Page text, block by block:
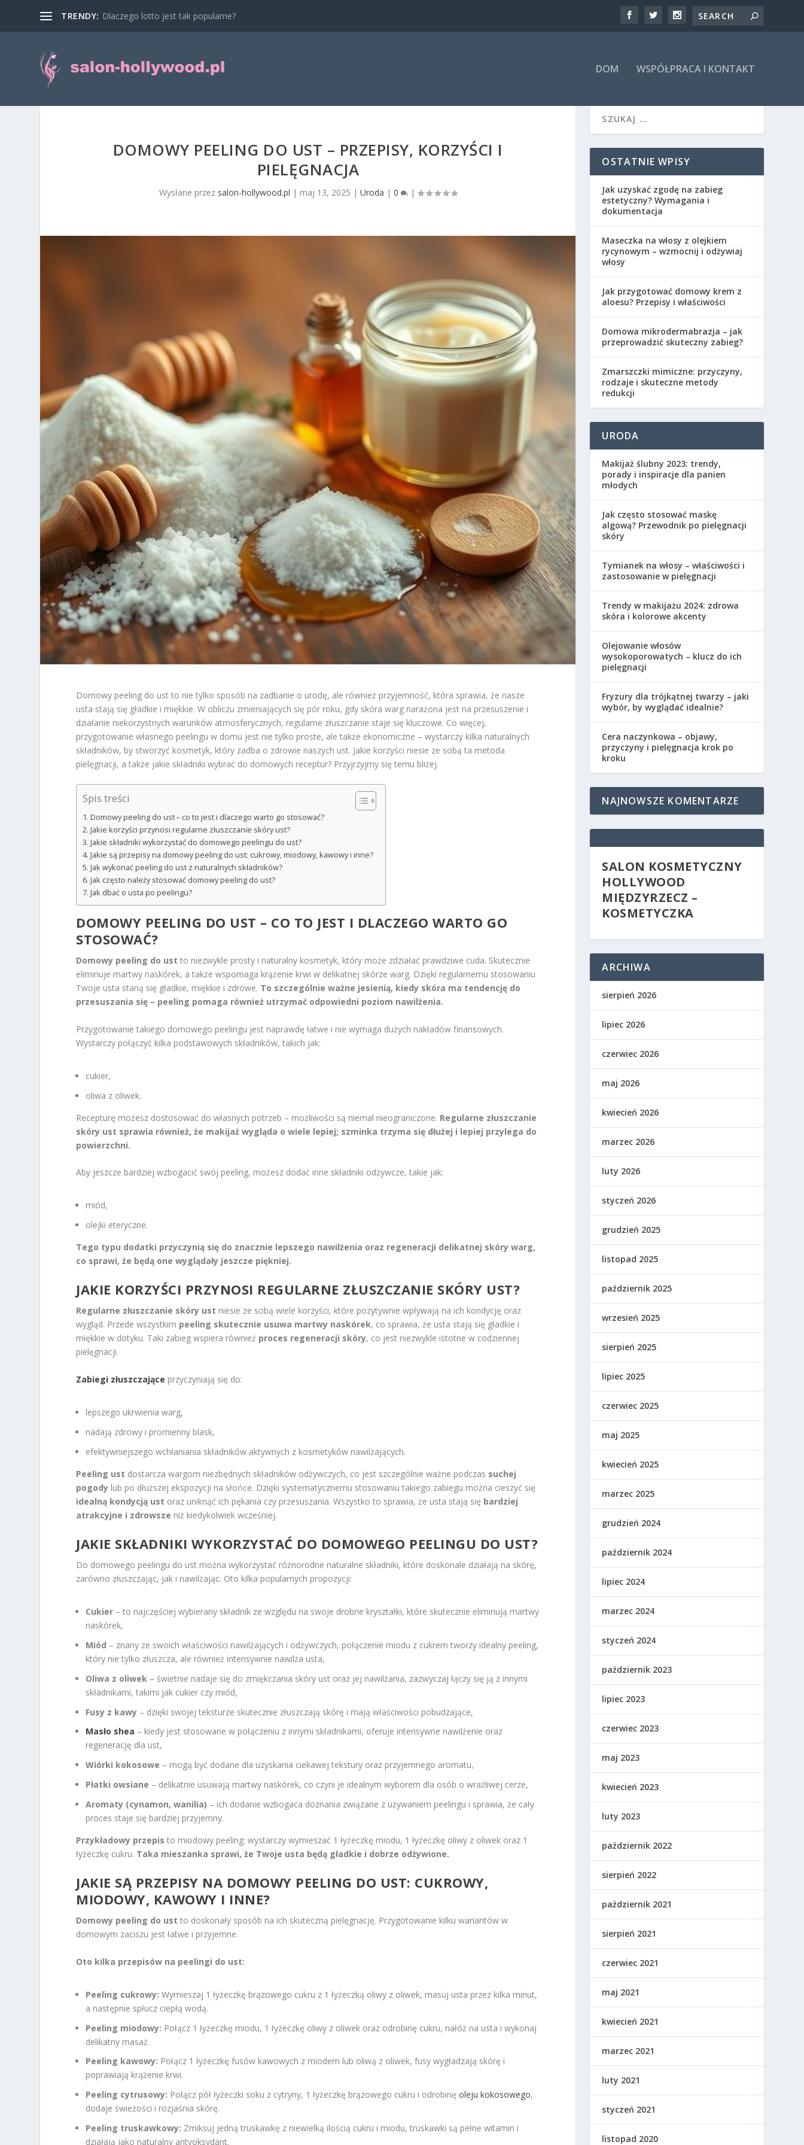
TRENDY: Dlaczego lotto jest tak popularne?
DOM WSPÓŁPRACA I KONTAKT
DOMOWY PEELING DO UST – PRZEPISY, KORZYŚCI I
PIELĘGNACJA
Wysłane przez salon-hollywood.pl | maj 13, 2025 | Uroda | 0 |
Domowy peeling do ust to nie tylko sposób na zadbanie o urodę, ale również przyjemność, która sprawia, że nasze
usta stają się gładkie i miękkie. W obliczu zmieniających się pór roku, gdy skóra warg narażona jest na przesuszenie i
działanie niekorzystnych warunków atmosferycznych, regularne złuszczanie staje się kluczowe. Co więcej,
przygotowanie własnego peelingu w domu jest nie tylko proste, ale także ekonomiczne – wystarczy kilka naturalnych
składników, by stworzyć kosmetyk, który zadba o zdrowie naszych ust. Jakie korzyści niesie ze sobą ta metoda
pielęgnacji, a także jakie składniki wybrać do domowych receptur? Przyjrzyjmy się temu bliżej.
Spis treści
Domowy peeling do ust – co to jest i dlaczego warto go stosować?
Jakie korzyści przynosi regularne złuszczanie skóry ust?
Jakie składniki wykorzystać do domowego peelingu do ust?
Jakie są przepisy na domowy peeling do ust: cukrowy, miodowy, kawowy i inne?
Jak wykonać peeling do ust z naturalnych składników?
Jak często należy stosować domowy peeling do ust?
Jak dbać o usta po peelingu?
DOMOWY PEELING DO UST – CO TO JEST I DLACZEGO WARTO GO
STOSOWAĆ?
Domowy peeling do ust to niezwykle prosty i naturalny kosmetyk, który może zdziałać prawdziwe cuda. Skutecznie
eliminuje martwy naskórek, a także wspomaga krążenie krwi w delikatnej skórze warg. Dzięki regularnemu stosowaniu
Twoje usta staną się gładkie, miękkie i zdrowe. To szczególnie ważne jesienią, kiedy skóra ma tendencję do
przesuszania się – peeling pomaga również utrzymać odpowiedni poziom nawilżenia.
Przygotowanie takiego domowego peelingu jest naprawdę łatwe i nie wymaga dużych nakładów finansowych.
Wystarczy połączyć kilka podstawowych składników, takich jak:
cukier,
oliwa z oliwek.
Recepturę możesz dostosować do własnych potrzeb – możliwości są niemal nieograniczone. Regularne złuszczanie
skóry ust sprawia również, że makijaż wygląda o wiele lepiej; szminka trzyma się dłużej i lepiej przylega do
powierzchni.
Aby jeszcze bardziej wzbogacić swój peeling, możesz dodać inne składniki odżywcze, takie jak:
miód,
olejki eteryczne.
Tego typu dodatki przyczynią się do znacznie lepszego nawilżenia oraz regeneracji delikatnej skóry warg,
co sprawi, że będą one wyglądały jeszcze piękniej.
JAKIE KORZYŚCI PRZYNOSI REGULARNE ZŁUSZCZANIE SKÓRY UST?
Regularne złuszczanie skóry ust niesie ze sobą wiele korzyści, które pozytywnie wpływają na ich kondycję oraz
wygląd. Przede wszystkim peeling skutecznie usuwa martwy naskórek, co sprawia, że usta stają się gładkie i
miękkie w dotyku. Taki zabieg wspiera również proces regeneracji skóry, co jest niezwykle istotne w codziennej
pielęgnacji.
Zabiegi złuszczające przyczyniają się do:
lepszego ukrwienia warg,
nadają zdrowy i promienny blask,
efektywniejszego wchłaniania składników aktywnych z kosmetyków nawilżających.
Peeling ust dostarcza wargom niezbędnych składników odżywczych, co jest szczególnie ważne podczas suchej
pogody lub po dłuższej ekspozycji na słońce. Dzięki systematycznemu stosowaniu takiego zabiegu można cieszyć się
idealną kondycją ust oraz uniknąć ich pękania czy przesuszania. Wszystko to sprawia, że usta stają się bardziej
atrakcyjne i zdrowsze niż kiedykolwiek wcześniej.
JAKIE SKŁADNIKI WYKORZYSTAĆ DO DOMOWEGO PEELINGU DO UST?
Do domowego peelingu do ust można wykorzystać różnorodne naturalne składniki, które doskonale działają na skórę,
zarówno złuszczając, jak i nawilżając. Oto kilka popularnych propozycji:
Cukier – to najczęściej wybierany składnik ze względu na swoje drobne kryształki, które skutecznie eliminują martwy
naskórek,
Miód – znany ze swoich właściwości nawilżających i odżywczych, połączenie miodu z cukrem tworzy idealny peeling,
który nie tylko złuszcza, ale również intensywnie nawilża usta,
Oliwa z oliwek – świetnie nadaje się do zmiękczania skóry ust oraz jej nawilżania, zazwyczaj łączy się ją z innymi
składnikami, takimi jak cukier czy miód,
Fusy z kawy – dzięki swojej teksturze skutecznie złuszczają skórę i mają właściwości pobudzające,
Masło shea – kiedy jest stosowane w połączeniu z innymi składnikami, oferuje intensywne nawilżenie oraz
regenerację dla ust,
Wiórki kokosowe – mogą być dodane dla uzyskania ciekawej tekstury oraz przyjemnego aromatu,
Płatki owsiane – delikatnie usuwają martwy naskórek, co czyni je idealnym wyborem dla osób o wrażliwej cerze,
Aromaty (cynamon, wanilia) – ich dodanie wzbogaca doznania związane z używaniem peelingu i sprawia, że cały
proces staje się bardziej przyjemny.
Przykładowy przepis to miodowy peeling: wystarczy wymieszać 1 łyżeczkę miodu, 1 łyżeczkę oliwy z oliwek oraz 1
łyżeczkę cukru. Taka mieszanka sprawi, że Twoje usta będą gładkie i dobrze odżywione.
JAKIE SĄ PRZEPISY NA DOMOWY PEELING DO UST: CUKROWY,
MIODOWY, KAWOWY I INNE?
Domowy peeling do ust to doskonały sposób na ich skuteczną pielęgnację. Przygotowanie kilku wariantów w
domowym zaciszu jest łatwe i przyjemne.
Oto kilka przepisów na peelingi do ust:
Peeling cukrowy: Wymieszaj 1 łyżeczkę brązowego cukru z 1 łyżeczką oliwy z oliwek, masuj usta przez kilka minut,
a następnie spłucz ciepłą wodą.
Peeling miodowy: Połącz 1 łyżeczkę miodu, 1 łyżeczkę oliwy z oliwek oraz odrobinę cukru, nałóż na usta i wykonaj
delikatny masaż.
Peeling kawowy: Połącz 1 łyżeczkę fusów kawowych z miodem lub oliwą z oliwek, fusy wygładzają skórę i
poprawiają krążenie krwi.
Peeling cytrusowy: Połącz pół łyżeczki soku z cytryny, 1 łyżeczkę brązowego cukru i odrobinęoleju kokosowego,
dodaje świeżości i rozjaśnia skórę.
Peeling truskawkowy: Zmiksuj jedną truskawkę z niewielką ilością cukru i miodu, truskawki są pełne witamin i
działają jako naturalny antyoksydant.
OSTATNIE WPISY
Jak uzyskać zgodę na zabieg
estetyczny? Wymagania i
dokumentacja
Maseczka na włosy z olejkiem
rycynowym – wzmocnij i odżywiaj
włosy
Jak przygotować domowy krem z
aloesu? Przepisy i właściwości
Domowa mikrodermabrazja – jak
przeprowadzić skuteczny zabieg?
Zmarszczki mimiczne: przyczyny,
rodzaje i skuteczne metody
redukcji
URODA
Makijaż ślubny 2023: trendy,
porady i inspiracje dla panien
młodych
Jak często stosować maskę
algową? Przewodnik po pielęgnacji
skóry
Tymianek na włosy – właściwości i
zastosowanie w pielęgnacji
Trendy w makijażu 2024: zdrowa
skóra i kolorowe akcenty
Olejowanie włosów
wysokoporowatych – klucz do ich
pielęgnacji
Fryzury dla trójkątnej twarzy – jaki
wybór, by wyglądać idealnie?
Cera naczynkowa – objawy,
przyczyny i pielęgnacja krok po
kroku
NAJNOWSZE KOMENTARZE
SALON KOSMETYCZNY
HOLLYWOOD
MIĘDZYRZECZ –
KOSMETYCZKA
ARCHIWA
sierpień 2026
lipiec 2026
czerwiec 2026
maj 2026
kwiecień 2026
marzec 2026
luty 2026
styczeń 2026
grudzień 2025
listopad 2025
październik 2025
wrzesień 2025
sierpień 2025
lipiec 2025
czerwiec 2025
maj 2025
kwiecień 2025
marzec 2025
grudzień 2024
październik 2024
lipiec 2024
marzec 2024
styczeń 2024
październik 2023
lipiec 2023
czerwiec 2023
maj 2023
kwiecień 2023
luty 2023
październik 2022
sierpień 2022
październik 2021
sierpień 2021
czerwiec 2021
maj 2021
kwiecień 2021
marzec 2021
luty 2021
styczeń 2021
listopad 2020